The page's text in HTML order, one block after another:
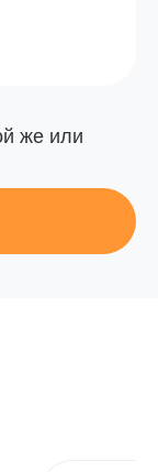
же или